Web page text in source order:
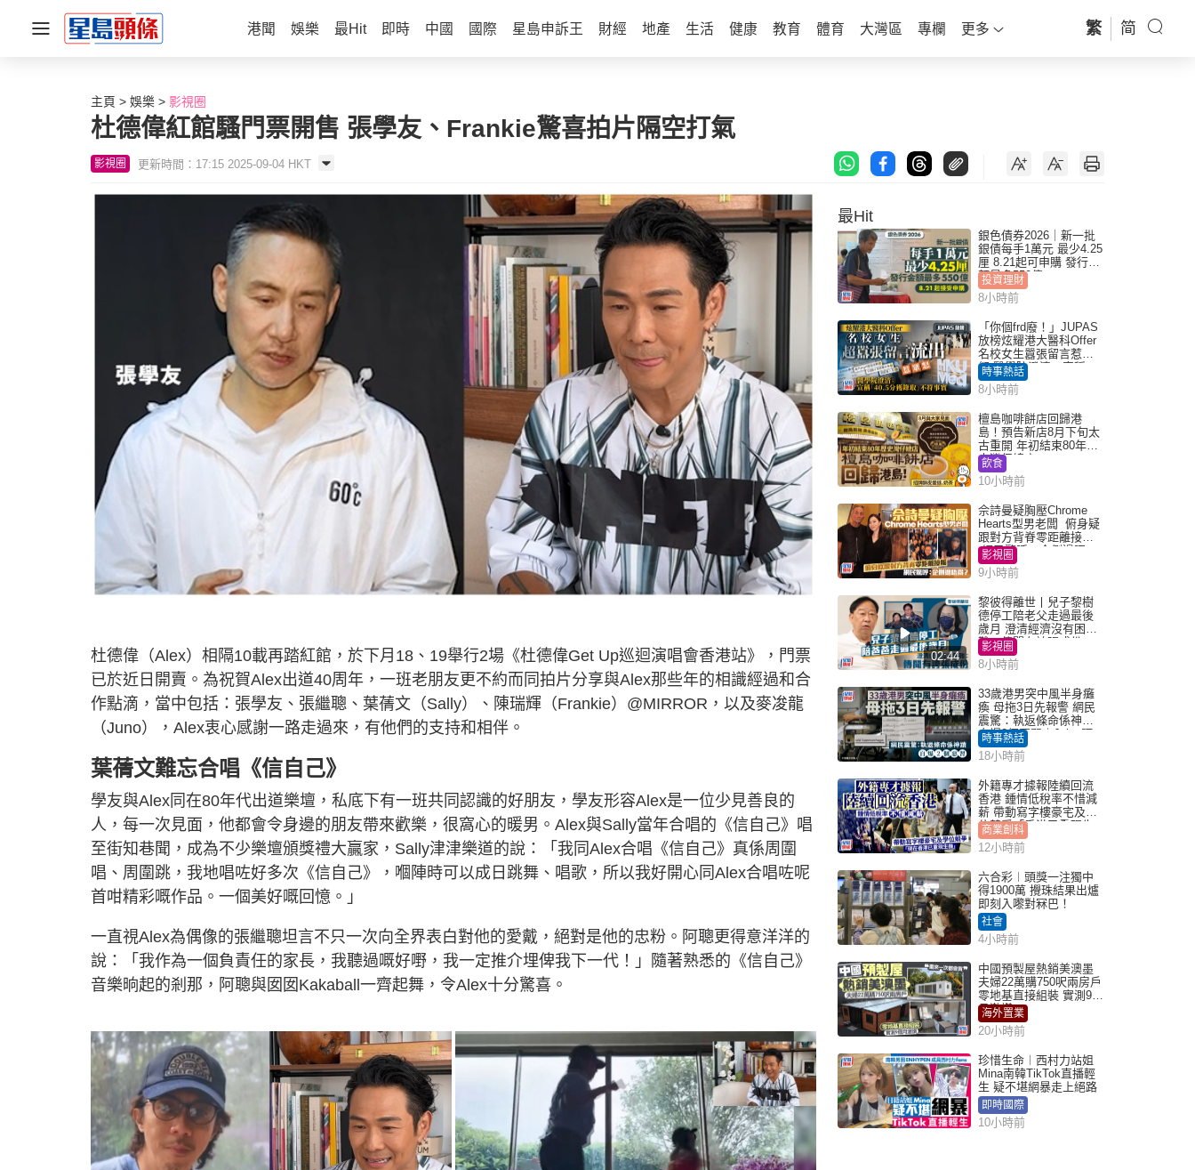
港聞 娛樂 最Hit 即時 中國 國際 星島申訴王 財經 地產 生活 健康 教育 體育 大灣區 專欄 更多 繁 简
主頁 娛樂 影視圈
杜德偉紅館騷門票開售 張學友、Frankie驚喜拍片隔空打氣
影視圈 更新時間：17:15 2025-09-04 HKT
杜德偉（Alex）相隔10載再踏紅館，於下月18、19舉行2場《杜德偉Get Up巡迴演唱會香港站》，門票
已於近日開賣。為祝賀Alex出道40周年，一班老朋友更不約而同拍片分享與Alex那些年的相識經過和合
作點滴，當中包括：張學友、張繼聰、葉蒨文（Sally）、陳瑞輝（Frankie）@MIRROR，以及麥𠗕龍
（Juno），Alex衷心感謝一路走過來，有他們的支持和相伴。
葉蒨文難忘合唱《信自己》
學友與Alex同在80年代出道樂壇，私底下有一班共同認識的好朋友，學友形容Alex是一位少見善良的
人，每一次見面，他都會令身邊的朋友帶來歡樂，很窩心的暖男。Alex與Sally當年合唱的《信自己》唱
至街知巷聞，成為不少樂壇頒獎禮大贏家，Sally津津樂道的說：「我同Alex合唱《信自己》真係周圍
唱、周圍跳，我地唱咗好多次《信自己》，嗰陣時可以成日跳舞、唱歌，所以我好開心同Alex合唱咗呢
首咁精彩嘅作品。一個美好嘅回憶。」
一直視Alex為偶像的張繼聰坦言不只一次向全界表白對他的愛戴，絕對是他的忠粉。阿聰更得意洋洋的
說：「我作為一個負責任的家長，我聽過嘅好嘢，我一定推介埋俾我下一代！」隨著熟悉的《信自己》
音樂晌起的剎那，阿聰與囡囡Kakaball一齊起舞，令Alex十分驚喜。
最Hit
銀色債券2026｜新一批
銀債每手1萬元 最少4.25
厘 8.21起可申購 發行金
額最多550億
投資理財
8小時前
「你個frd廢！」JUPAS
放榜炫耀港大醫科Offer
名校女生囂張留言惹眾
怒 醫學院澄清：宣稱
「40.5分獲錄取」不符事
實｜Juicy叮
時事熱話
8小時前
檀島咖啡餅店回歸港
島！預告新店8月下旬太
古重開 年初結束80年歷
史灣仔總店
飲食
10小時前
佘詩曼疑胸壓Chrome
Hearts型男老闆 俯身疑
跟對方背脊零距離接觸
網民驚呼：企側邊唔
得？
影視圈
9小時前
02:44
黎彼得離世丨兒子黎樹
德停工陪老父走過最後
歲月 澄清經濟沒有困
難：傳聞有誇張成份
影視圈
8小時前
33歲港男突中風半身癱
瘓 母拖3日先報警 網民
震驚：執返條命係神蹟
自爆2個惡習｜Juicy叮
時事熱話
18小時前
外籍專才據報陸續回流
香港 鍾情低稅率不惜減
薪 帶動寫字樓豪宅及學
位競爭「香港已重現生
機」
商業創科
12小時前
六合彩︱頭獎一注獨中
得1900萬 攪珠結果出爐
即刻入嚟對冧巴！
社會
4小時前
中國預製屋熱銷美澳墨
夫婦22萬購750呎兩房戶
零地基直接組裝 實測9個
月激讚
海外置業
20小時前
珍惜生命︱西村力站姐
Mina南韓TikTok直播輕
生 疑不堪網暴走上絕路
即時國際
10小時前